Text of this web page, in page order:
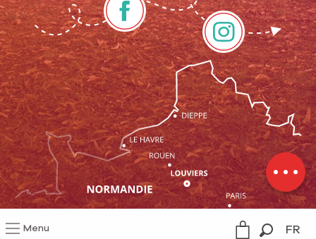
Menu FR
Description
Prestations
Tarifs
Ouvertures
Contacter
par email
Mentions légales Gestion du consentement